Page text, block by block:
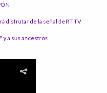
disfrutar de la señal de RT TV
y a sus ancestros